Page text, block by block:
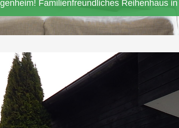
Familienfreundliches Reihenhaus